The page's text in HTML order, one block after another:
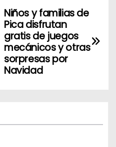
Niños y familias de
Pica disfrutan
gratis de juegos
mecánicos y otras
sorpresas por
Navidad